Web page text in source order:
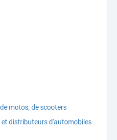
motos, de scooters
distributeurs d'automobiles